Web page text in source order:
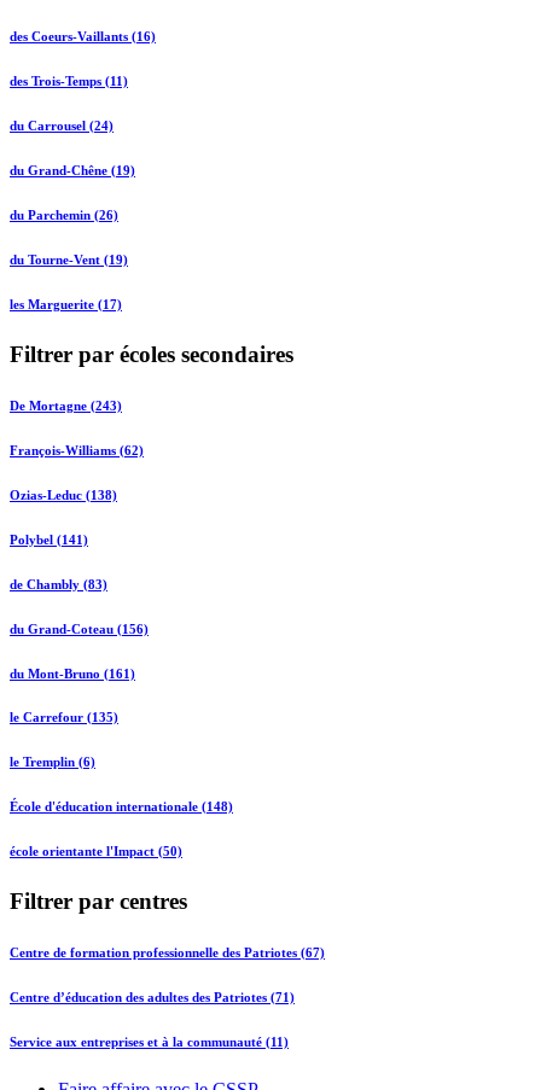
des Coeurs-Vaillants (16)
des Trois-Temps (11)
du Carrousel (24)
du Grand-Chêne (19)
du Parchemin (26)
du Tourne-Vent (19)
les Marguerite (17)
Filtrer par écoles secondaires
De Mortagne (243)
François-Williams (62)
Ozias-Leduc (138)
Polybel (141)
de Chambly (83)
du Grand-Coteau (156)
du Mont-Bruno (161)
le Carrefour (135)
le Tremplin (6)
École d'éducation internationale (148)
école orientante l'Impact (50)
Filtrer par centres
Centre de formation professionnelle des Patriotes (67)
Centre d’éducation des adultes des Patriotes (71)
Service aux entreprises et à la communauté (11)